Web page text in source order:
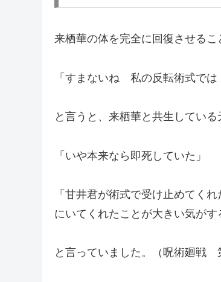
来栖華の体を完全に回復させる
「すまないね 私の反転術式で
と言うと、来栖華と共生している
「いや本来なら即死していた」
「甘井君が術式で受け止めて
にいてくれたことが大きい気がす
と言っていました。（呪術廻戦